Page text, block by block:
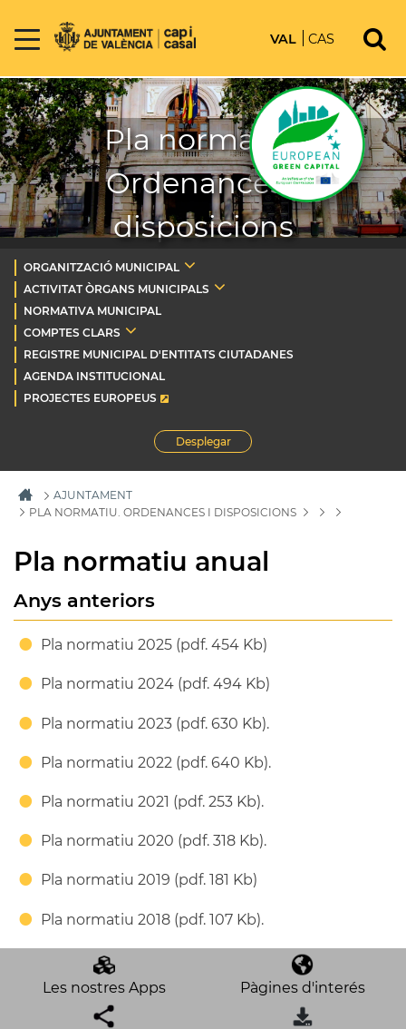
VAL CAS
Pla normatiu.
Ordenances i
disposicions
ORGANITZACIÓ MUNICIPAL
ACTIVITAT ÒRGANS MUNICIPALS
NORMATIVA MUNICIPAL
COMPTES CLARS
REGISTRE MUNICIPAL D'ENTITATS CIUTADANES
AGENDA INSTITUCIONAL
PROJECTES EUROPEUS
Desplegar
AJUNTAMENT
PLA NORMATIU. ORDENANCES I DISPOSICIONS
Pla normatiu anual
Anys anteriors
Pla normatiu 2025 (pdf. 454 Kb)
Pla normatiu 2024 (pdf. 494 Kb)
Pla normatiu 2023 (pdf. 630 Kb).
Pla normatiu 2022 (pdf. 640 Kb).
Pla normatiu 2021 (pdf. 253 Kb).
Pla normatiu 2020 (pdf. 318 Kb).
Pla normatiu 2019 (pdf. 181 Kb)
Pla normatiu 2018 (pdf. 107 Kb).
Les nostres Apps Pàgines d'interés